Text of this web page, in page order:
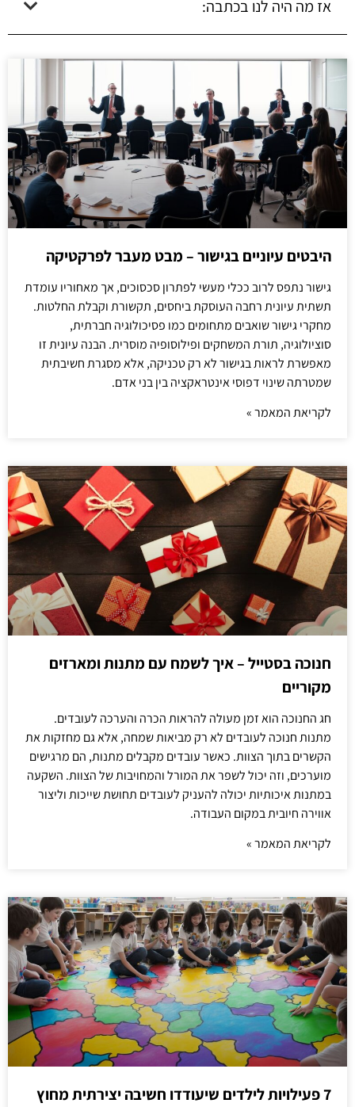
אז מה היה לנו בכתבה:
היבטים עיוניים בגישור – מבט מעבר לפרקטיקה
גישור נתפס לרוב ככלי מעשי לפתרון סכסוכים, אך מאחוריו עומדת
תשתית עיונית רחבה העוסקת ביחסים, תקשורת וקבלת החלטות.
מחקרי גישור שואבים מתחומים כמו פסיכולוגיה חברתית,
סוציולוגיה, תורת המשחקים ופילוסופיה מוסרית. הבנה עיונית זו
מאפשרת לראות בגישור לא רק טכניקה, אלא מסגרת חשיבתית
שמטרתה שינוי דפוסי אינטראקציה בין בני אדם.
לקריאת המאמר »
חנוכה בסטייל – איך לשמח עם מתנות ומארזים
מקוריים
חג החנוכה הוא זמן מעולה להראות הכרה והערכה לעובדים.
מתנות חנוכה לעובדים לא רק מביאות שמחה, אלא גם מחזקות את
הקשרים בתוך הצוות. כאשר עובדים מקבלים מתנות, הם מרגישים
מוערכים, וזה יכול לשפר את המורל והמחויבות של הצוות. השקעה
במתנות איכותיות יכולה להעניק לעובדים תחושת שייכות וליצור
אווירה חיובית במקום העבודה.
לקריאת המאמר »
7 פעילויות לילדים שיעודדו חשיבה יצירתית מחוץ